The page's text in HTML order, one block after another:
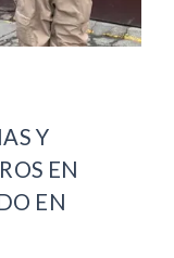
Y
EN
EN